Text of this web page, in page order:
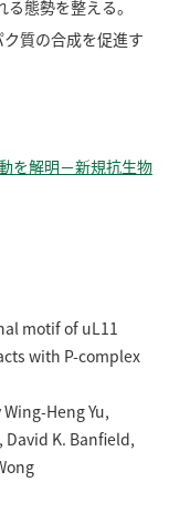
態勢を整える。
質の合成を促進す
を解明－新規抗生物
motif of uL11
with P-complex
Wing-Heng Yu,
David K. Banfield,